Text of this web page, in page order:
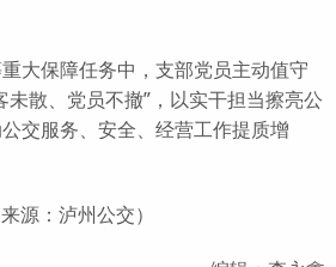
保障任务中，支部党员主动值守
未散、党员不撤”，以实干担当擦亮公
交服务、安全、经营工作提质增
来源：泸州公交）